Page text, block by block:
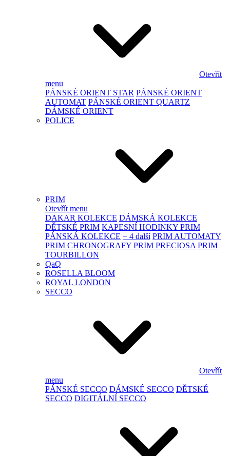
Otevřít
menu
PÁNSKÉ ORIENT STAR PÁNSKÉ ORIENT
AUTOMAT PÁNSKÉ ORIENT QUARTZ
DÁMSKÉ ORIENT
POLICE
PRIM
Otevřít menu
DAKAR KOLEKCE DÁMSKÁ KOLEKCE
DĚTSKÉ PRIM KAPESNÍ HODINKY PRIM
PÁNSKÁ KOLEKCE + 4 další PRIM AUTOMATY
PRIM CHRONOGRAFY PRIM PRECIOSA PRIM
TOURBILLON
QaQ
ROSELLA BLOOM
ROYAL LONDON
SECCO
Otevřít
menu
PÁNSKÉ SECCO DÁMSKÉ SECCO DĚTSKÉ
SECCO DIGITÁLNÍ SECCO